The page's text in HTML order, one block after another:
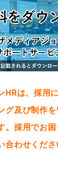
HRは、採用
グ及び制作
。採用でお
合わせくださ